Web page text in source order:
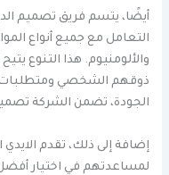
أيضًا، يتسم فريق تصميم
التعامل مع جميع أنواع
والألومنيوم. هذا التنوع
ذوقهم الشخصي ومتطلبات
الجودة، تضمن الشركة
إضافة إلى ذلك، تقدم
لمساعدتهم في اختيار